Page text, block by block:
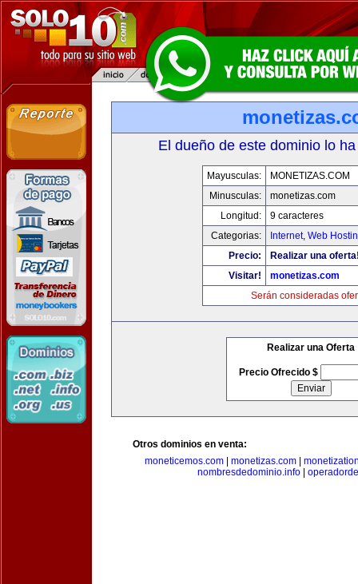
El dueño de este dominio lo
Mayusculas:
MONETIZAS.COM
Minusculas:
monetizas.com
Longitud:
9 caracteres
Categorias:
Internet, Web
Precio:
Realizar una
Visitar!
monetizas.com
Serán consideradas
Realizar una Oferta
Precio Ofrecido $
Otros dominios en venta:
moneticemos.com
monetizas.com
nombresdedominio.info